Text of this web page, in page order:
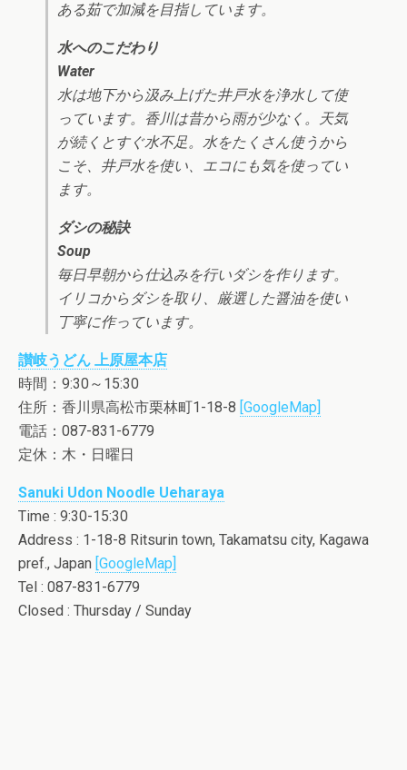
ある茹で加減を目指しています。
水へのこだわり
Water
水は地下から汲み上げた井戸水を浄水して使
っています。香川は昔から雨が少なく。天気
が続くとすぐ水不足。水をたくさん使うから
こそ、井戸水を使い、エコにも気を使ってい
ます。
ダシの秘訣
Soup
毎日早朝から仕込みを行いダシを作ります。
イリコからダシを取り、厳選した醤油を使い
丁寧に作っています。
讃岐うどん 上原屋本店
時間：9:30～15:30
住所：香川県高松市栗林町1-18-8 [GoogleMap]
電話：087-831-6779
定休：木・日曜日
Sanuki Udon Noodle Ueharaya
Time : 9:30-15:30
Address : 1-18-8 Ritsurin town, Takamatsu city, Kagawa
pref., Japan [GoogleMap]
Tel : 087-831-6779
Closed : Thursday / Sunday